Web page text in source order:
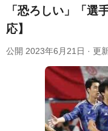
Powered by livedoor 相
「恐ろしい」「選
応】
公開 2023年6月21日 · 更